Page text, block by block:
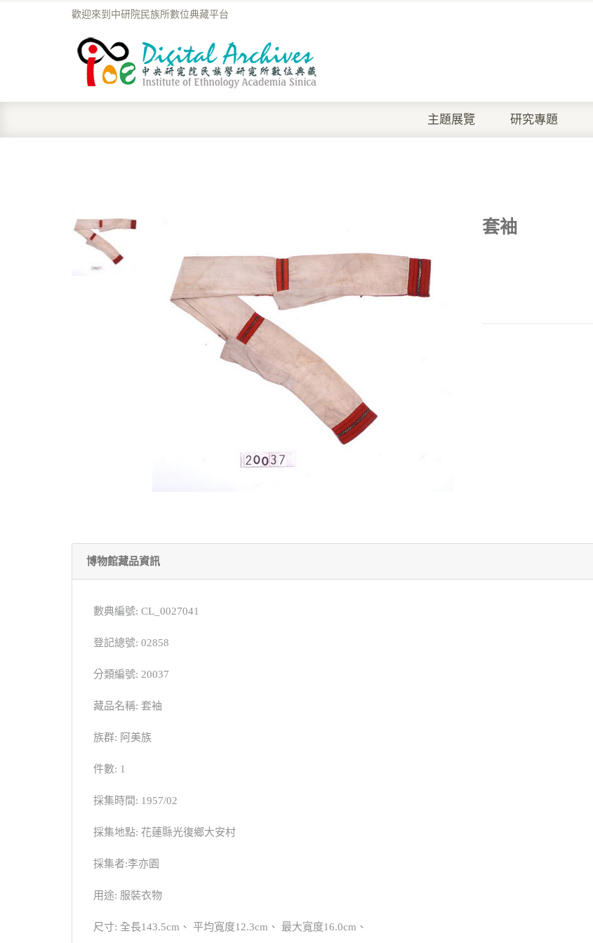
歡迎來到中研院民族所數位典藏平台
主題展覽 研究專題
套袖
博物館藏品資訊
數典編號: CL_0027041
登記總號: 02858
分類編號: 20037
藏品名稱: 套袖
族群: 阿美族
件數: 1
採集時間: 1957/02
採集地點: 花蓮縣光復鄉大安村
採集者:李亦園
用途: 服裝衣物
尺寸: 全長143.5cm、 平均寬度12.3cm、 最大寬度16.0cm、